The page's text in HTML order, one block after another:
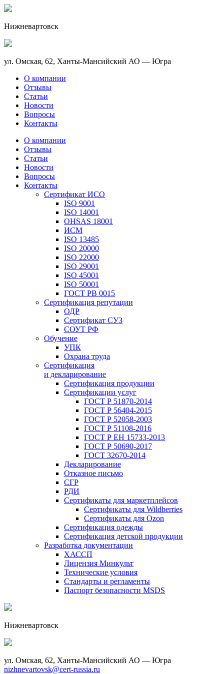
Нижневартовск
ул. Омская, 62, Ханты-Мансийский АО — Югра
О компании
Отзывы
Статьи
Новости
Вопросы
Контакты
О компании
Отзывы
Статьи
Новости
Вопросы
Контакты
Сертификат ИСО
ISO 9001
ISO 14001
OHSAS 18001
ИСМ
ISO 13485
ISO 20000
ISO 22000
ISO 29001
ISO 45001
ISO 50001
ГОСТ РВ 0015
Сертификация репутации
ОДР
Сертификат СУЗ
СОУТ РФ
Обучение
УПК
Охрана труда
Сертификация
и декларирование
Сертификация продукции
Сертификации услуг
ГОСТ Р 51870-2014
ГОСТ Р 56404-2015
ГОСТ Р 52058-2003
ГОСТ Р 51108-2016
ГОСТ Р ЕН 15733-2013
ГОСТ Р 50690-2017
ГОСТ 32670-2014
Декларирование
Отказное письмо
СГР
РДИ
Сертификаты для маркетплейсов
Сертификаты для Wildberries
Сертификаты для Ozon
Сертификация одежды
Сертификация детской продукции
Разработка документации
ХАССП
Лицензия Минкульт
Технические условия
Стандарты и регламенты
Паспорт безопасности MSDS
Нижневартовск
ул. Омская, 62, Ханты-Мансийский АО — Югра
nizhnevartovsk@cert-russia.ru